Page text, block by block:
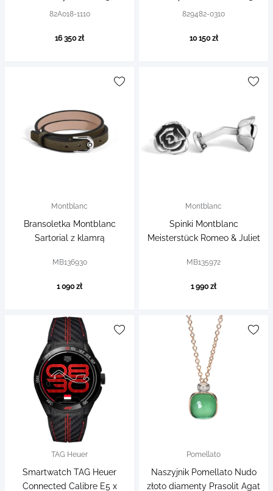
82A018-1110
16 350 zł
829482-0310
10 150 zł
Montblanc
Bransoletka Montblanc
Sartorial z klamrą
MB136930
1 090 zł
Montblanc
Spinki Montblanc
Meisterstück Romeo & Juliet
MB135972
1 990 zł
TAG Heuer
Smartwatch TAG Heuer
Connected Calibre E5 x
Pomellato
Naszyjnik Pomellato Nudo
złoto diamenty Prasolit Agat